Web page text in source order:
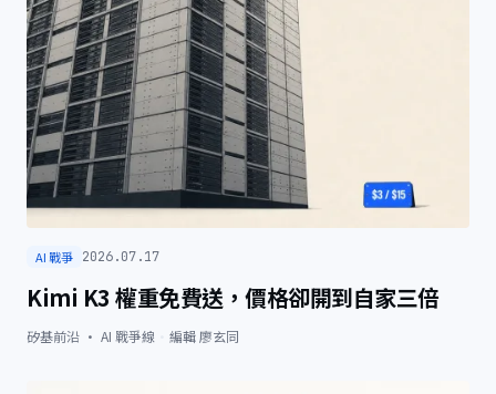
AI 戰爭 2026.07.17
Kimi K3 權重免費送，價格卻開到自家三倍
矽基前沿 · AI 戰爭線 編輯廖玄同